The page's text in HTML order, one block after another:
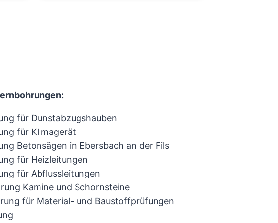
für Dunstabzugshauben
für Klimagerät
Betonsägen in Ebersbach an der Fils
für Heizleitungen
für Abflussleitungen
Kamine und Schornsteine
für Material- und Baustoffprüfungen